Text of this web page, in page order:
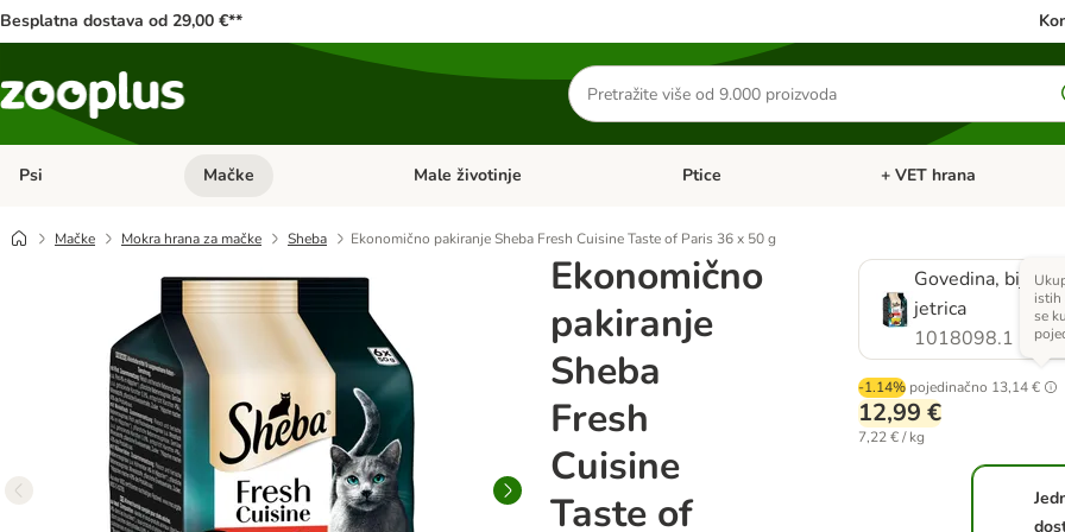
Besplatna dostava od 29,00 €**
Traži
proizvode
Psi Pregled kategorija: Psi
Mačke Pregled kategorija: Mačke
Male životinje Pregled kategorija: Male životinje
Ptice Pregled kategorija: Ptice
+ VET hrana
Mačke Mokra hrana za mačke Sheba Ekonomično pakiranje Sheba Fresh Cuisine Taste of Paris 36 x 50 g
Ekonomično
pakiranje
Sheba
Fresh
Cuisine
Taste of
Govedina, bijela
jetrica
1018098.1
-1.14% pojedinačno 13,14 €
istih
se
12,99 €
7,22 € / kg